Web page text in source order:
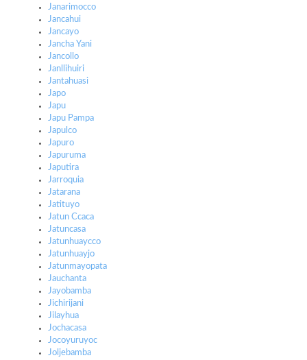
Janarimocco
Jancahui
Jancayo
Jancha Yani
Jancollo
Janllihuiri
Jantahuasi
Japo
Japu
Japu Pampa
Japulco
Japuro
Japuruma
Japutira
Jarroquia
Jatarana
Jatituyo
Jatun Ccaca
Jatuncasa
Jatunhuaycco
Jatunhuayjo
Jatunmayopata
Jauchanta
Jayobamba
Jichirijani
Jilayhua
Jochacasa
Jocoyuruyoc
Joljebamba